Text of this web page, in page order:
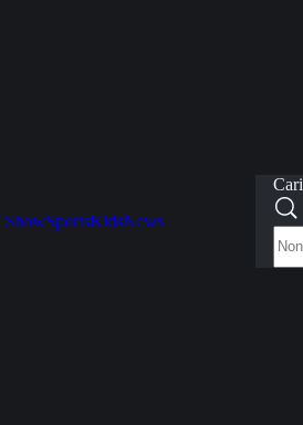
SportsKidsNews
Cari